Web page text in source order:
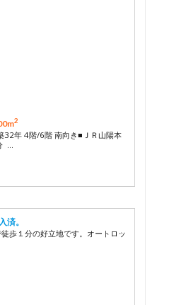
2
32年 4階/6階 南向き■ＪＲ山陽本
…
済。
徒歩１分の好立地です。オートロッ